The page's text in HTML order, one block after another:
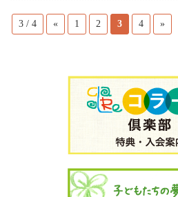
3 / 4 « 1 2 3 4 »